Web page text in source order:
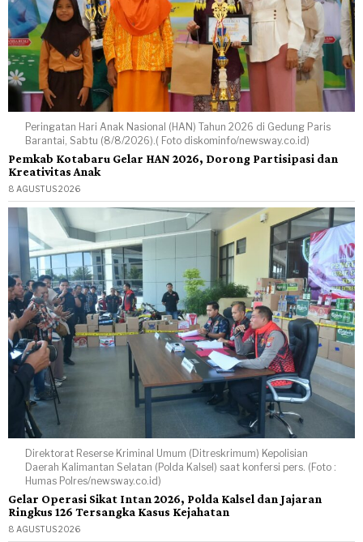
Peringatan Hari Anak Nasional (HAN) Tahun 2026 di Gedung Paris
Barantai, Sabtu (8/8/2026).( Foto diskominfo/newsway.co.id)
Pemkab Kotabaru Gelar HAN 2026, Dorong Partisipasi dan
Kreativitas Anak
8 AGUSTUS 2026
Direktorat Reserse Kriminal Umum (Ditreskrimum) Kepolisian
Daerah Kalimantan Selatan (Polda Kalsel) saat konfersi pers. (Foto :
Humas Polres/newsway.co.id)
Gelar Operasi Sikat Intan 2026, Polda Kalsel dan Jajaran
Ringkus 126 Tersangka Kasus Kejahatan
8 AGUSTUS 2026